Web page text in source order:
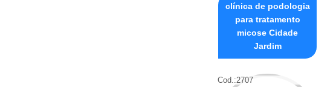
clínica de podologia
para tratamento
micose Cidade
Jardim
Cod.:2707